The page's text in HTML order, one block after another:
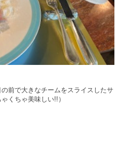
前で大きなチームをスライスしたサ
くちゃ美味しい!!）